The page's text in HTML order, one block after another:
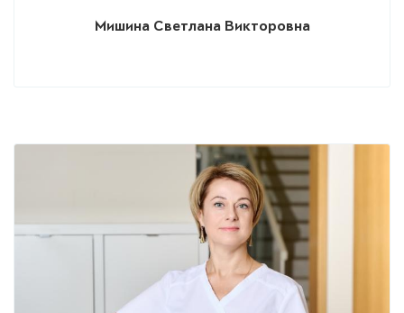
Мишина Светлана Викторовна